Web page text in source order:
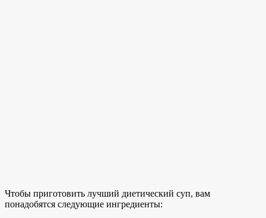
Чтобы приготовить лучший диетический суп, вам
понадобятся следующие ингредиенты: